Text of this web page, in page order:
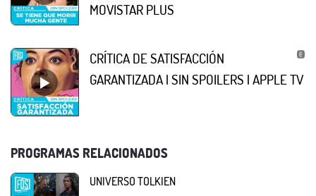
MOVISTAR PLUS
CRÍTICA DE SATISFACCIÓN
GARANTIZADA | SIN SPOILERS | APPLE TV
PROGRAMAS RELACIONADOS
UNIVERSO TOLKIEN